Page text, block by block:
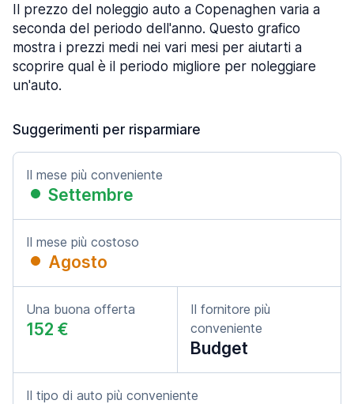
Il prezzo del noleggio auto a Copenaghen varia a
seconda del periodo dell'anno. Questo grafico
mostra i prezzi medi nei vari mesi per aiutarti a
scoprire qual è il periodo migliore per noleggiare
un'auto.
Suggerimenti per risparmiare
Il mese più conveniente
Settembre
Il mese più costoso
Agosto
Una buona offerta
152 €
Il fornitore più
conveniente
Budget
Il tipo di auto più conveniente